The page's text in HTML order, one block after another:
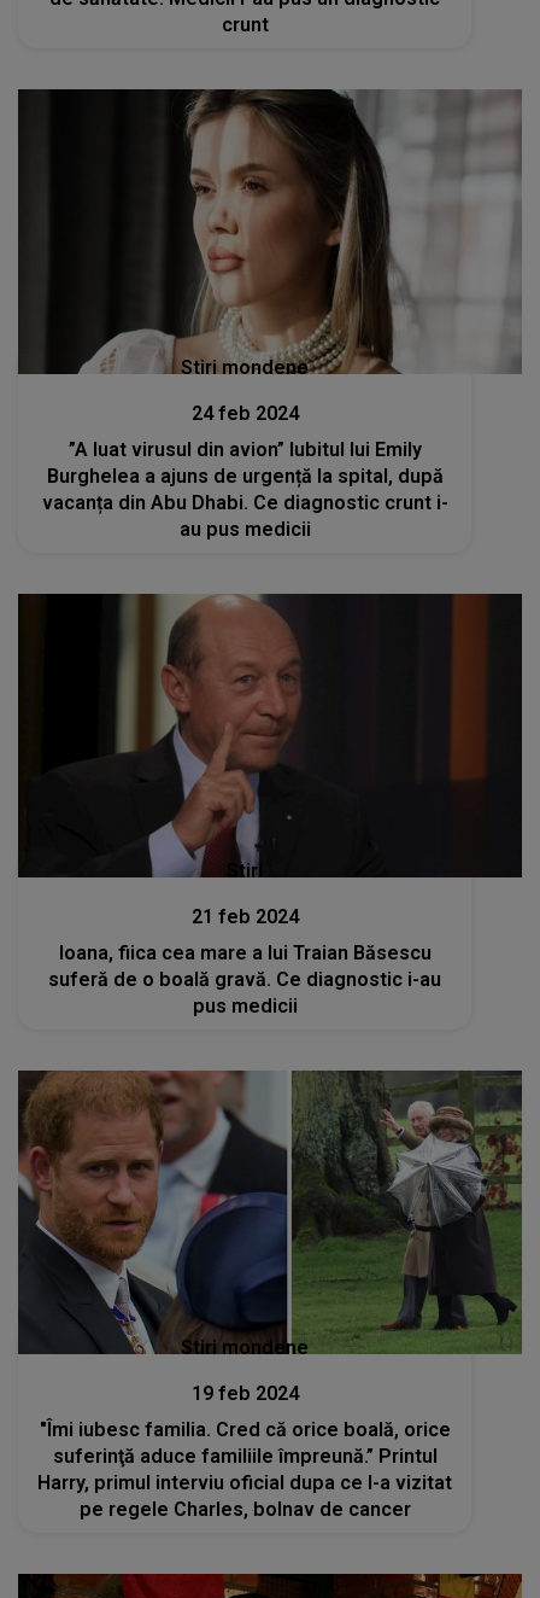
crunt
Stiri mondene
24 feb 2024
”A luat virusul din avion” Iubitul lui Emily
Burghelea a ajuns de urgență la spital, după
vacanța din Abu Dhabi. Ce diagnostic crunt i-
au pus medicii
Stiri
21 feb 2024
Ioana, fiica cea mare a lui Traian Băsescu
suferă de o boală gravă. Ce diagnostic i-au
pus medicii
Stiri mondene
19 feb 2024
"Îmi iubesc familia. Cred că orice boală, orice
suferinţă aduce familiile împreună.” Printul
Harry, primul interviu oficial dupa ce l-a vizitat
pe regele Charles, bolnav de cancer